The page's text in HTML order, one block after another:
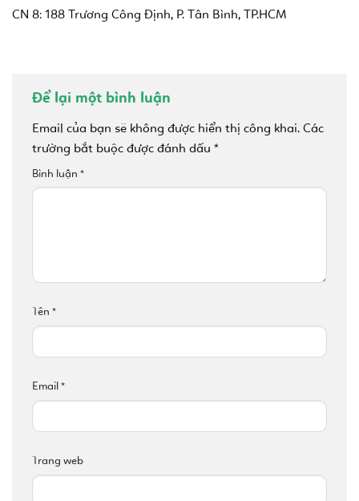
CN 8: 188 Trương Công Định, P. Tân Bình, TP.HCM
Để lại một bình luận
Email của bạn sẽ không được hiển thị công khai. Các
trường bắt buộc được đánh dấu *
Bình luận *
Tên *
Email*
Trang web